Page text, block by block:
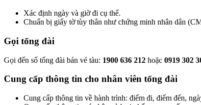
Xác định ngày và giờ đi cụ thể.
Chuẩn bị giấy tờ tùy thân như chứng minh nhân dân
Gọi tổng đài
Gọi đến số tổng đài bán vé tàu: 1900 636 212 hoặc 0919 302
Cung cấp thông tin cho nhân viên tổng đài
Cung cấp thông tin về hành trình: điểm đi, điểm đến,